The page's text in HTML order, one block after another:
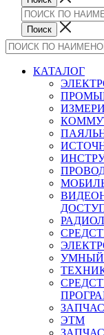
КАТАЛОГ
ЭТМ